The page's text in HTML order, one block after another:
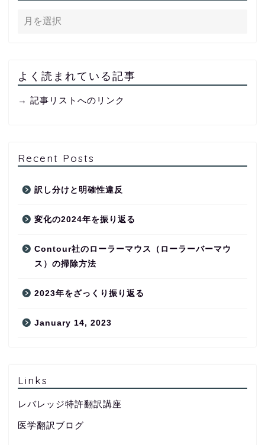
よく読まれている記事
→ 記事リストへのリンク
Recent Posts
訳し分けと明確性違反
変化の2024年を振り返る
Contour社のローラーマウス（ローラーバーマウ
ス）の掃除方法
2023年をざっくり振り返る
January 14, 2023
Links
レバレッジ特許翻訳講座
医学翻訳ブログ